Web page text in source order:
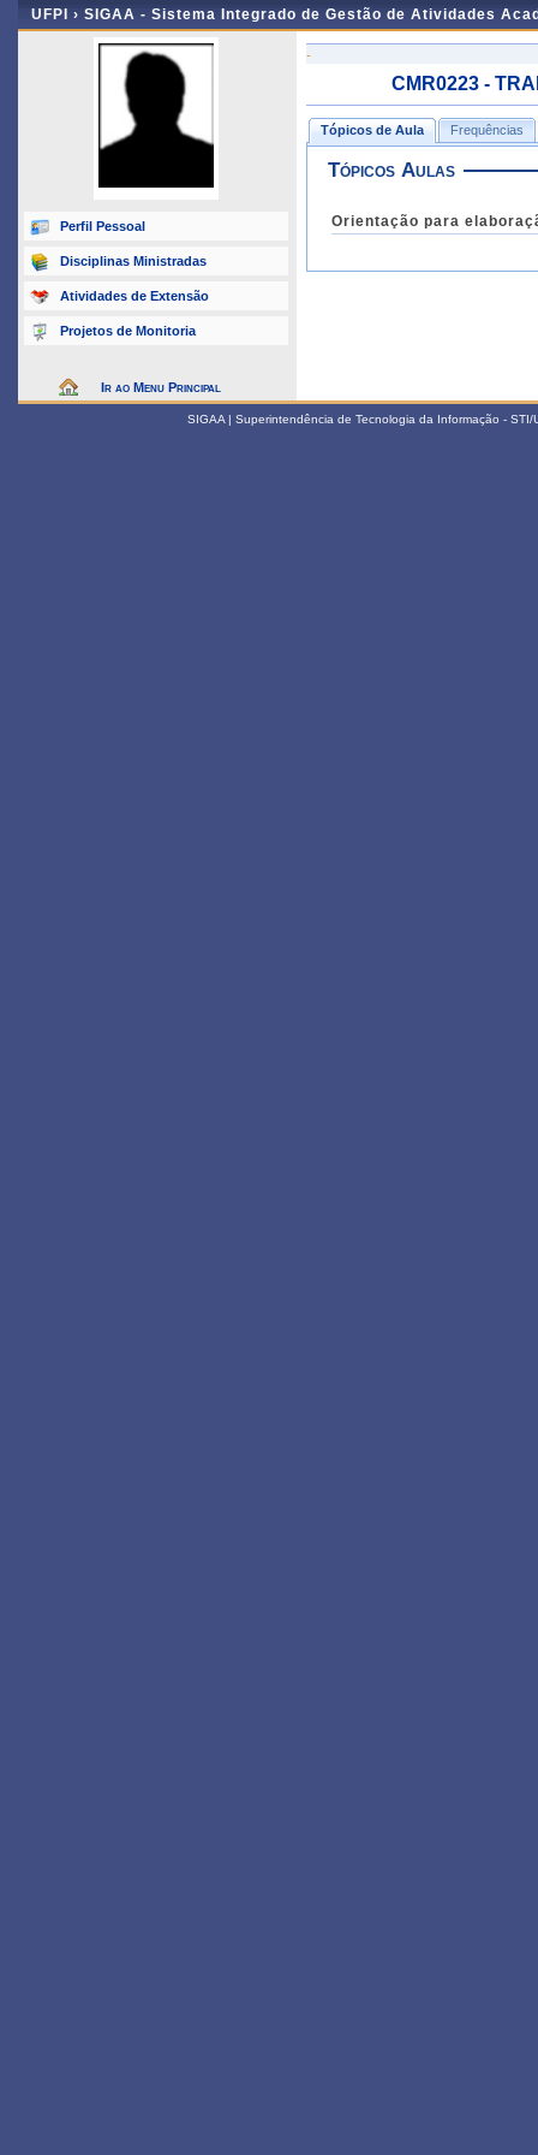
UFPI › SIGAA - Sistema Integrado de Gestão de Atividades
Perfil Pessoal
Disciplinas Ministradas
Atividades de Extensão
Projetos de Monitoria
Ir ao Menu Principal
-
CMR0223 -
Tópicos de Aula Frequências
Tópicos Aulas
Orientação para
SIGAA | Superintendência de Tecnologia da Informação -